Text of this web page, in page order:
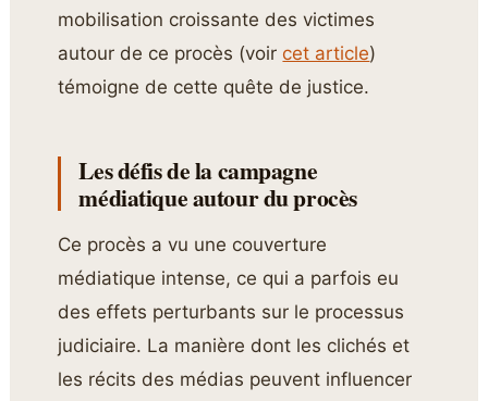
mobilisation croissante des victimes
autour de ce procès (voir cet article)
témoigne de cette quête de justice.
Les défis de la campagne
médiatique autour du procès
Ce procès a vu une couverture
médiatique intense, ce qui a parfois eu
des effets perturbants sur le processus
judiciaire. La manière dont les clichés et
les récits des médias peuvent influencer